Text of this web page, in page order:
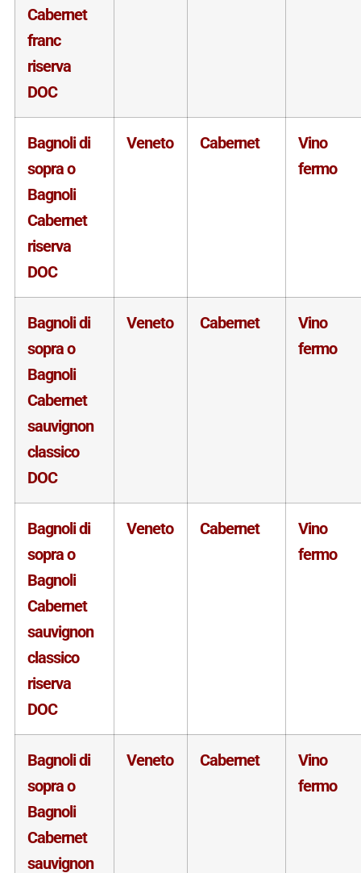
Cabernet
franc
riserva
DOC
Bagnoli di
sopra o
Bagnoli
Cabernet
riserva
DOC
Veneto Cabernet
Vino
fermo
Bagnoli di
sopra o
Bagnoli
Cabernet
sauvignon
classico
DOC
Veneto Cabernet
Vino
fermo
Bagnoli di
sopra o
Bagnoli
Cabernet
sauvignon
classico
riserva
DOC
Veneto Cabernet
Vino
fermo
Bagnoli di
sopra o
Bagnoli
Cabernet
sauvignon
Veneto Cabernet
Vino
fermo